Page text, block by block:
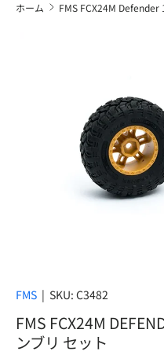
ホーム FMS FCX24M
FMS | SKU: C3482
FMS FCX24M
ンブリ セット